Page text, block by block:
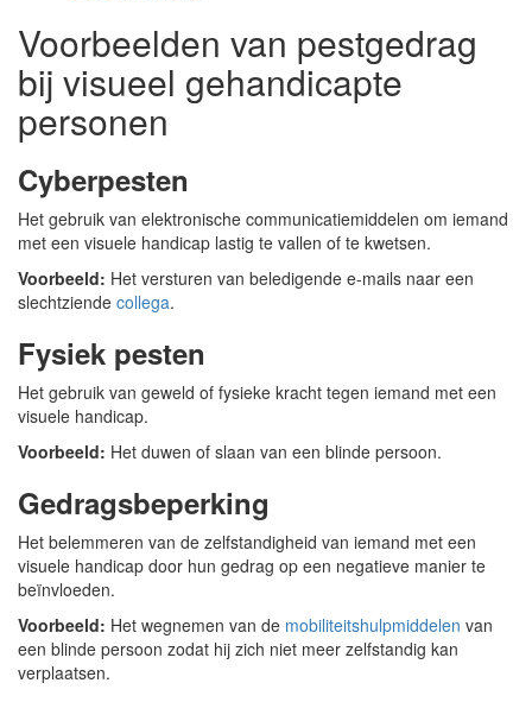
Voorbeelden van pestgedrag
bij visueel gehandicapte
personen
Cyberpesten
Het gebruik van elektronische communicatiemiddelen om iemand
met een visuele handicap lastig te vallen of te kwetsen.
Voorbeeld: Het versturen van beledigende e-mails naar een
slechtziende collega.
Fysiek pesten
Het gebruik van geweld of fysieke kracht tegen iemand met een
visuele handicap.
Voorbeeld: Het duwen of slaan van een blinde persoon.
Gedragsbeperking
Het belemmeren van de zelfstandigheid van iemand met een
visuele handicap door hun gedrag op een negatieve manier te
beïnvloeden.
Voorbeeld: Het wegnemen van de mobiliteitshulpmiddelen van
een blinde persoon zodat hij zich niet meer zelfstandig kan
verplaatsen.